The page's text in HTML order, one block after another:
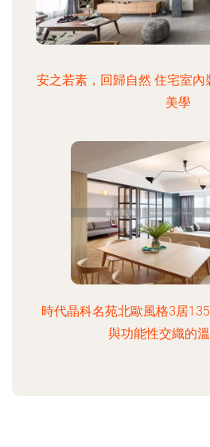
安之若素，回歸自然 住宅室
美學
時代晶科名苑北歐風格3居
與功能性交織的